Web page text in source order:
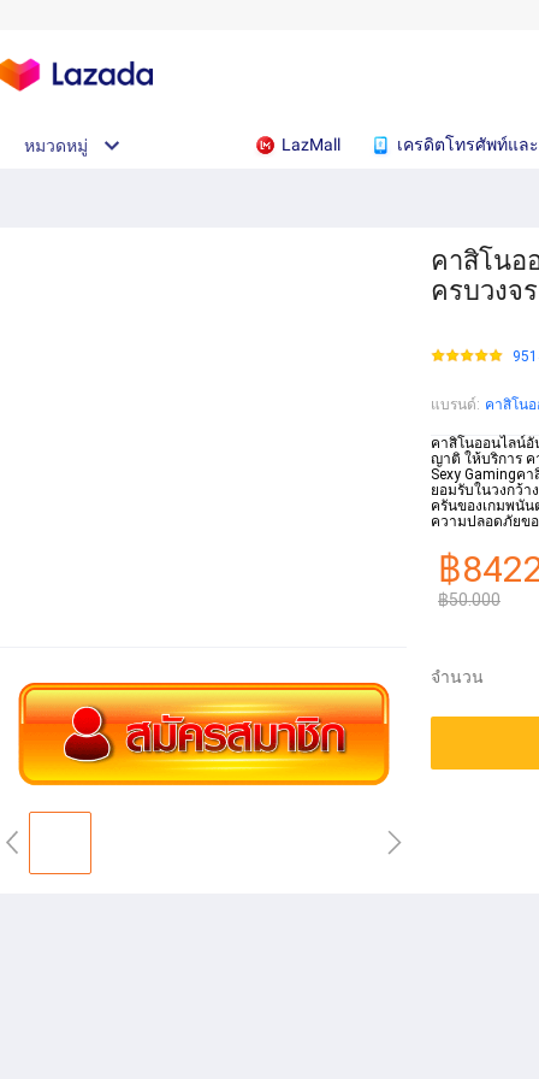
หมวดหมู่ LazMall เครดิตโทรศัพท์แล
คาสิโนอ
ครบวงจ
แบรนด์: คาสิโน
คาสิโนออนไลน์อั
ญาติ ให้บริการ ค
Sexy Gamingค
ยอมรับในวงกว้า
ครันของเกมพนัน
ความปลอดภัยข
฿
฿50.000
จำนวน